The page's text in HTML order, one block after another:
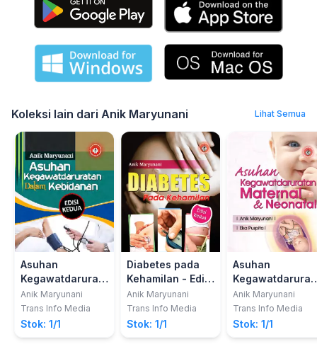
Koleksi lain dari Anik Maryunani Lihat Semua
Asuhan
Kegawatdaruratan
dalam Kebidanan
- Edisi Kedua
Anik Maryunani
Trans Info Media
Stok: 1/1
Diabetes pada
Kehamilan - Edisi
Kedua
Anik Maryunani
Trans Info Media
Stok: 1/1
Asuhan
Maternal dan
Neonatal
Anik Maryunani
Trans Info Media
Stok: 1/1